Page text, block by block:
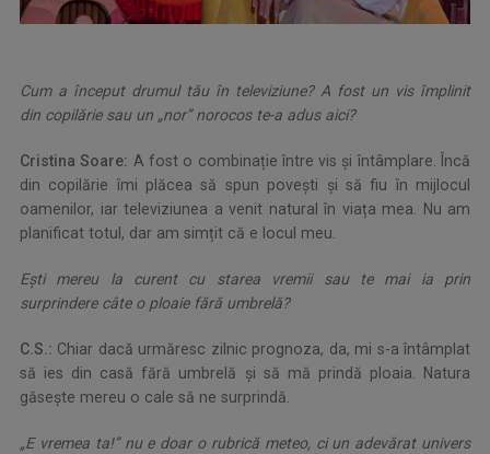
Cum a început drumul tău în televiziune? A fost un vis împlinit
din copilărie sau un „nor” norocos te-a adus aici?
Cristina Soare: A fost o combinație între vis și întâmplare. Încă
din copilărie îmi plăcea să spun povești și să fiu în mijlocul
oamenilor, iar televiziunea a venit natural în viața mea. Nu am
planificat totul, dar am simțit că e locul meu.
Eşti mereu la curent cu starea vremii sau te mai ia prin
surprindere câte o ploaie fără umbrelă?
C.S.: Chiar dacă urmăresc zilnic prognoza, da, mi s-a întâmplat
să ies din casă fără umbrelă și să mă prindă ploaia. Natura
găsește mereu o cale să ne surprindă.
„E vremea ta!” nu e doar o rubrică meteo, ci un adevărat univers